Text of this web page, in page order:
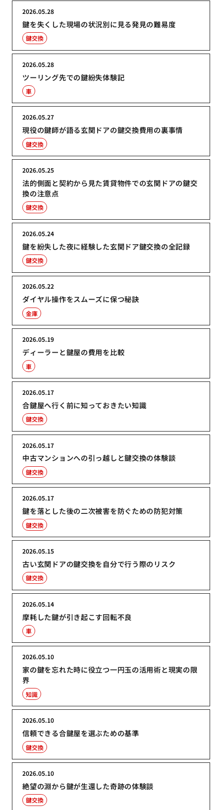
鍵を失くした現場の状況別に見る発見の難易度
2026.05.28
鍵交換
ツーリング先での鍵紛失体験記
2026.05.28
車
現役の鍵師が語る玄関ドアの鍵交換費用の裏事情
2026.05.27
鍵交換
法的側面と契約から見た賃貸物件での玄関ドアの鍵交
換の注意点
2026.05.25
鍵交換
鍵を紛失した夜に経験した玄関ドア鍵交換の全記録
2026.05.24
鍵交換
ダイヤル操作をスムーズに保つ秘訣
2026.05.22
金庫
ディーラーと鍵屋の費用を比較
2026.05.19
車
合鍵屋へ行く前に知っておきたい知識
2026.05.17
鍵交換
中古マンションへの引っ越しと鍵交換の体験談
2026.05.17
鍵交換
鍵を落とした後の二次被害を防ぐための防犯対策
2026.05.17
鍵交換
古い玄関ドアの鍵交換を自分で行う際のリスク
2026.05.15
鍵交換
摩耗した鍵が引き起こす回転不良
2026.05.14
車
家の鍵を忘れた時に役立つ一円玉の活用術と現実の限
界
2026.05.10
知識
信頼できる合鍵屋を選ぶための基準
2026.05.10
鍵交換
絶望の淵から鍵が生還した奇跡の体験談
2026.05.10
鍵交換